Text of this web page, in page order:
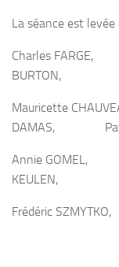
La séance est
Charles
BURTON,
Mauricette
DAMAS,
Annie
KEULEN,
Frédéric